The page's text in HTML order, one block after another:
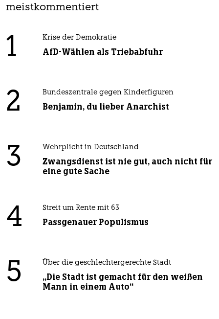
meistkommentiert
1 Krise der Demokratie
AfD-Wählen als Triebabfuhr
2 Bundeszentrale gegen Kinderfiguren
Benjamin, du lieber Anarchist
3 Wehrplicht in Deutschland
Zwangsdienst ist nie gut, auch nicht für
eine gute Sache
4 Streit um Rente mit 63
Passgenauer Populismus
5 Über die geschlechtergerechte Stadt
„Die Stadt ist gemacht für den weißen
Mann in einem Auto“